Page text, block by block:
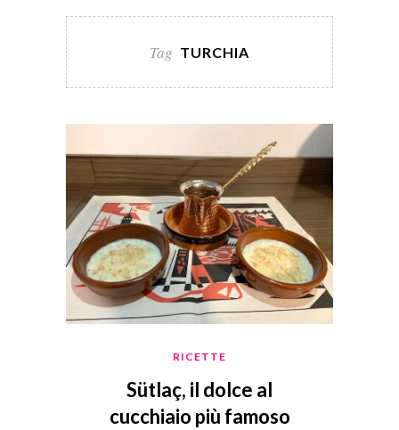
Tag TURCHIA
RICETTE
Sütlaç, il dolce al
cucchiaio più famoso